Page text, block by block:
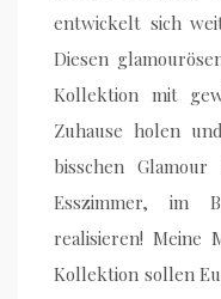
entwickelt sich
Diesen
Kollektion mit
Zuhause holen
bisschen
Esszimmer, im
realisieren! Meine
Kollektion sollen